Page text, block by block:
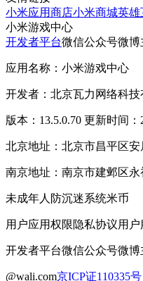
小米应用商店小米商城英雄
小米游戏中心
开发者平台微信公众号微博
应用名称：小米游戏中心
开发者：北京瓦力网络科技
版本：13.5.0.70 更新时间：
北京地址：北京市昌平区
南京地址：南京市建邺区
未成年人防沉迷系统米币
用户应用权限隐私协议用
开发者平台微信公众号微博
@wali.com京ICP证110335号